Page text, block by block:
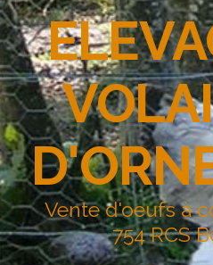
Vente d'oeufs à
754 RCS